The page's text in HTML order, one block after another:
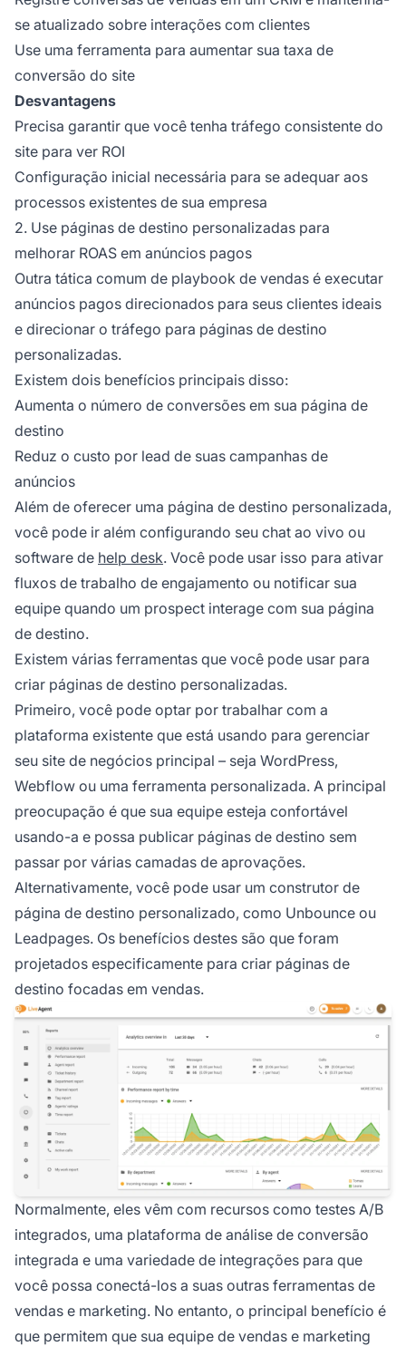
se atualizado sobre interações com clientes
Use uma ferramenta para aumentar sua taxa de
conversão do site
Desvantagens
Precisa garantir que você tenha tráfego consistente do
site para ver ROI
Configuração inicial necessária para se adequar aos
processos existentes de sua empresa
2. Use páginas de destino personalizadas para
melhorar ROAS em anúncios pagos
Outra tática comum de playbook de vendas é executar
anúncios pagos direcionados para seus clientes ideais
e direcionar o tráfego para páginas de destino
personalizadas.
Existem dois benefícios principais disso:
Aumenta o número de conversões em sua página de
destino
Reduz o custo por lead de suas campanhas de
anúncios
Além de oferecer uma página de destino personalizada,
você pode ir além configurando seu chat ao vivo ou
software de help desk. Você pode usar isso para ativar
fluxos de trabalho de engajamento ou notificar sua
equipe quando um prospect interage com sua página
de destino.
Existem várias ferramentas que você pode usar para
criar páginas de destino personalizadas.
Primeiro, você pode optar por trabalhar com a
plataforma existente que está usando para gerenciar
seu site de negócios principal – seja WordPress,
Webflow ou uma ferramenta personalizada. A principal
preocupação é que sua equipe esteja confortável
usando-a e possa publicar páginas de destino sem
passar por várias camadas de aprovações.
Alternativamente, você pode usar um construtor de
página de destino personalizado, como Unbounce ou
Leadpages. Os benefícios destes são que foram
projetados especificamente para criar páginas de
destino focadas em vendas.
Normalmente, eles vêm com recursos como testes A/B
integrados, uma plataforma de análise de conversão
integrada e uma variedade de integrações para que
você possa conectá-los a suas outras ferramentas de
vendas e marketing. No entanto, o principal benefício é
que permitem que sua equipe de vendas e marketing